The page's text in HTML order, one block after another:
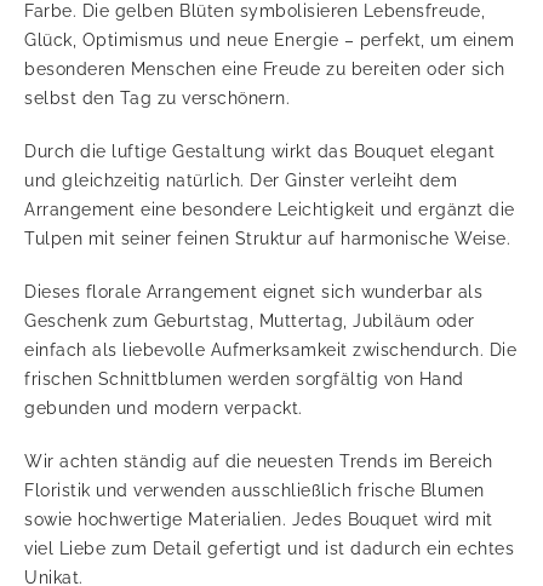
Farbe. Die gelben Blüten symbolisieren Lebensfreude,
Glück, Optimismus und neue Energie – perfekt, um einem
besonderen Menschen eine Freude zu bereiten oder sich
selbst den Tag zu verschönern.
Durch die luftige Gestaltung wirkt das Bouquet elegant
und gleichzeitig natürlich. Der Ginster verleiht dem
Arrangement eine besondere Leichtigkeit und ergänzt die
Tulpen mit seiner feinen Struktur auf harmonische Weise.
Dieses florale Arrangement eignet sich wunderbar als
Geschenk zum Geburtstag, Muttertag, Jubiläum oder
einfach als liebevolle Aufmerksamkeit zwischendurch. Die
frischen Schnittblumen werden sorgfältig von Hand
gebunden und modern verpackt.
Wir achten ständig auf die neuesten Trends im Bereich
Floristik und verwenden ausschließlich frische Blumen
sowie hochwertige Materialien. Jedes Bouquet wird mit
viel Liebe zum Detail gefertigt und ist dadurch ein echtes
Unikat.